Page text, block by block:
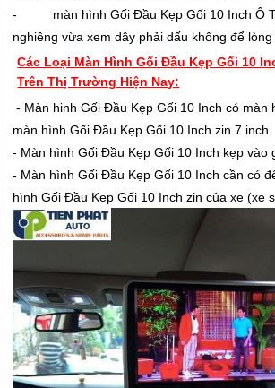
- màn hình Gối Đầu Kẹp Gối 10 Inch Ô
nghiêng vừa xem dây phải dấu không để lòng
Các Loại Màn Hình Gối Đầu Kẹp Gối 10
Trên Thị Trường Hiện Nay:
- Màn hinh Gối Đầu Kẹp Gối 10 Inch có màn
màn hình Gối Đầu Kẹp Gối 10 Inch zin 7 inch
- Màn hình Gối Đầu Kẹp Gối 10 Inch kẹp vào
- Màn hình Gối Đầu Kẹp Gối 10 Inch cần có
hình Gối Đầu Kẹp Gối 10 Inch zin của xe (xe